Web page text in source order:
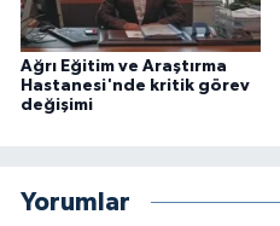
Ağrı Eğitim ve Araştırma
Hastanesi'nde kritik görev
değişimi
Yorumlar